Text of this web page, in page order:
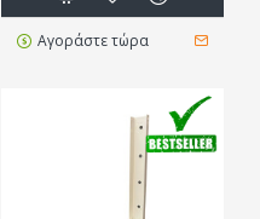
Αγοράστε τώρα